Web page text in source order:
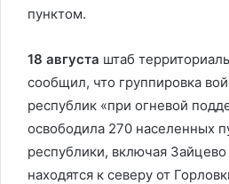
пунктом.
18 августа штаб
сообщил, что группировка
республик «при огневой
освободила 270 населенных
республики, включая
находятся к северу от